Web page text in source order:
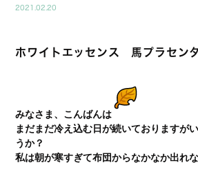
2021.02.20
ホワイトエッセンス 馬プラセン
みなさま、こんばんは
まだまだ冷え込む日が続いておりますが
うか？
私は朝が寒すぎて布団からなかなか出れ